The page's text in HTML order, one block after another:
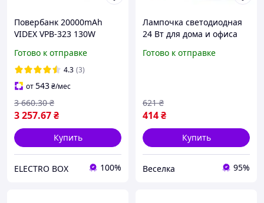
Повербанк 20000mAh
VIDEX VPB-323 130W
Готово к отправке
4.3 (3)
от543₴/мес
3 257.67₴
3 660.30 ₴
Купить
ELECTRO BOX 100%
Лампочка светодиодная
24 Вт для дома и офиса
энергосберегающее
Готово к отправке
414₴
621 ₴
Купить
Веселка 95%